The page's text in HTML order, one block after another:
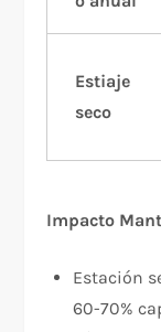
Estiaje
seco
Impacto
Estación
60-70%